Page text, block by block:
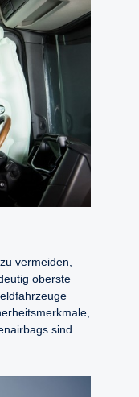
vermeiden,
oberste
sind